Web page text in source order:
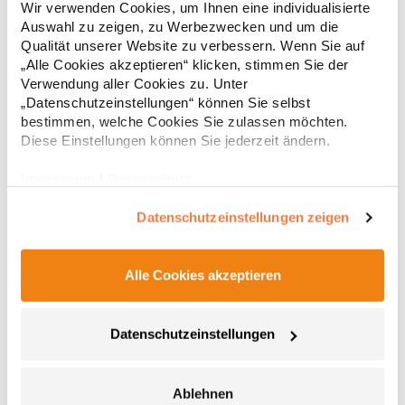
Wir verwenden Cookies, um Ihnen eine individualisierte
Auswahl zu zeigen, zu Werbezwecken und um die
Qualität unserer Website zu verbessern. Wenn Sie auf
„Alle Cookies akzeptieren“ klicken, stimmen Sie der
Verwendung aller Cookies zu. Unter
„Datenschutzeinstellungen“ können Sie selbst
bestimmen, welche Cookies Sie zulassen möchten.
Diese Einstellungen können Sie jederzeit ändern.
Datenschutzeinstellungen zeigen
Alle Cookies akzeptieren
Datenschutzeinstellungen
Ablehnen
Pfegehinweis: 40 °C waschbarBügeln erlaubtGrammatur: 160
g/m² (White: 170 g/m²)Materialzusammensetzung: 100%
Baumwolle (Heather Grey: 85% Baumwolle / 15%
Viskose)Angaben zur Produktsicherheit: Herst.-Nr.:
CA6690Hersteller: GORFACTORY S.A Ctra. Santomera / Abanilla
Km 8.8 30620 Fortuna (Murcia) Spanien E-Mail:
info@gorfactory.es
ab 6,83 € *
* Preise inkl. gesetzlicher Mwst. + Versandkosten *
NX6010 Next Level Apparel Herren Tri-Blend T-Shirt